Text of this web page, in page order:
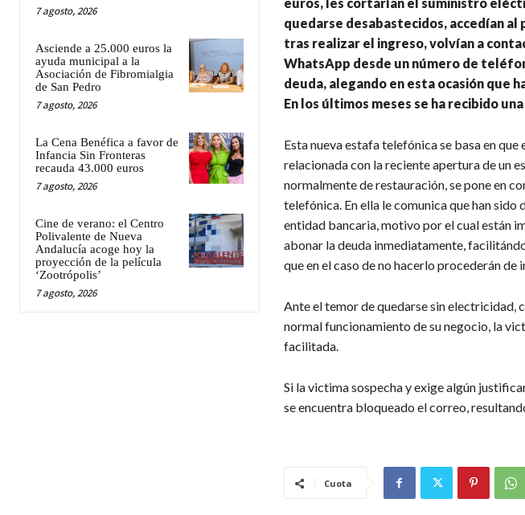
7 agosto, 2026
Asciende a 25.000 euros la
ayuda municipal a la
Asociación de Fibromialgia
de San Pedro
7 agosto, 2026
La Cena Benéfica a favor de
Infancia Sin Fronteras
recauda 43.000 euros
7 agosto, 2026
Cine de verano: el Centro
Polivalente de Nueva
Andalucía acoge hoy la
proyección de la película
‘Zootrópolis’
7 agosto, 2026
quedarse desabastecidos, accedían al
tras realizar el ingreso, volvían a
WhatsApp desde un número de
deuda, alegando en esta ocasión que
En los últimos meses se ha recibido
Esta nueva estafa telefónica se basa en
relacionada con la reciente apertura de un
normalmente de restauración, se pone en
telefónica. En ella le comunica que han
entidad bancaria, motivo por el cual están
abonar la deuda inmediatamente,
que en el caso de no hacerlo procederán
Ante el temor de quedarse sin electricidad,
normal funcionamiento de su negocio, la
facilitada.
Si la victima sospecha y exige algún
se encuentra bloqueado el correo,
Cuota